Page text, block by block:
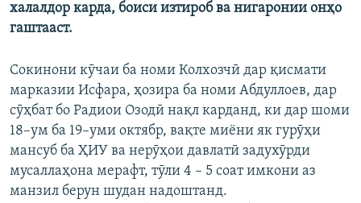
халалдор карда, боиси изтироб ва нигаронии онҳо
гаштааст.
Сокинони кӯчаи ба номи Колхозчӣ дар қисмати
марказии Исфара, ҳозира ба номи Абдуллоев, дар
сӯҳбат бо Радиои Озодӣ нақл карданд, ки дар шоми
18–ум ба 19–уми октябр, вақте миёни як гурӯҳи
мансуб ба ҲИУ ва нерӯҳои давлатӣ задухӯрди
мусаллаҳона мерафт, тӯли 4 – 5 соат имкони аз
манзил берун шудан надоштанд.